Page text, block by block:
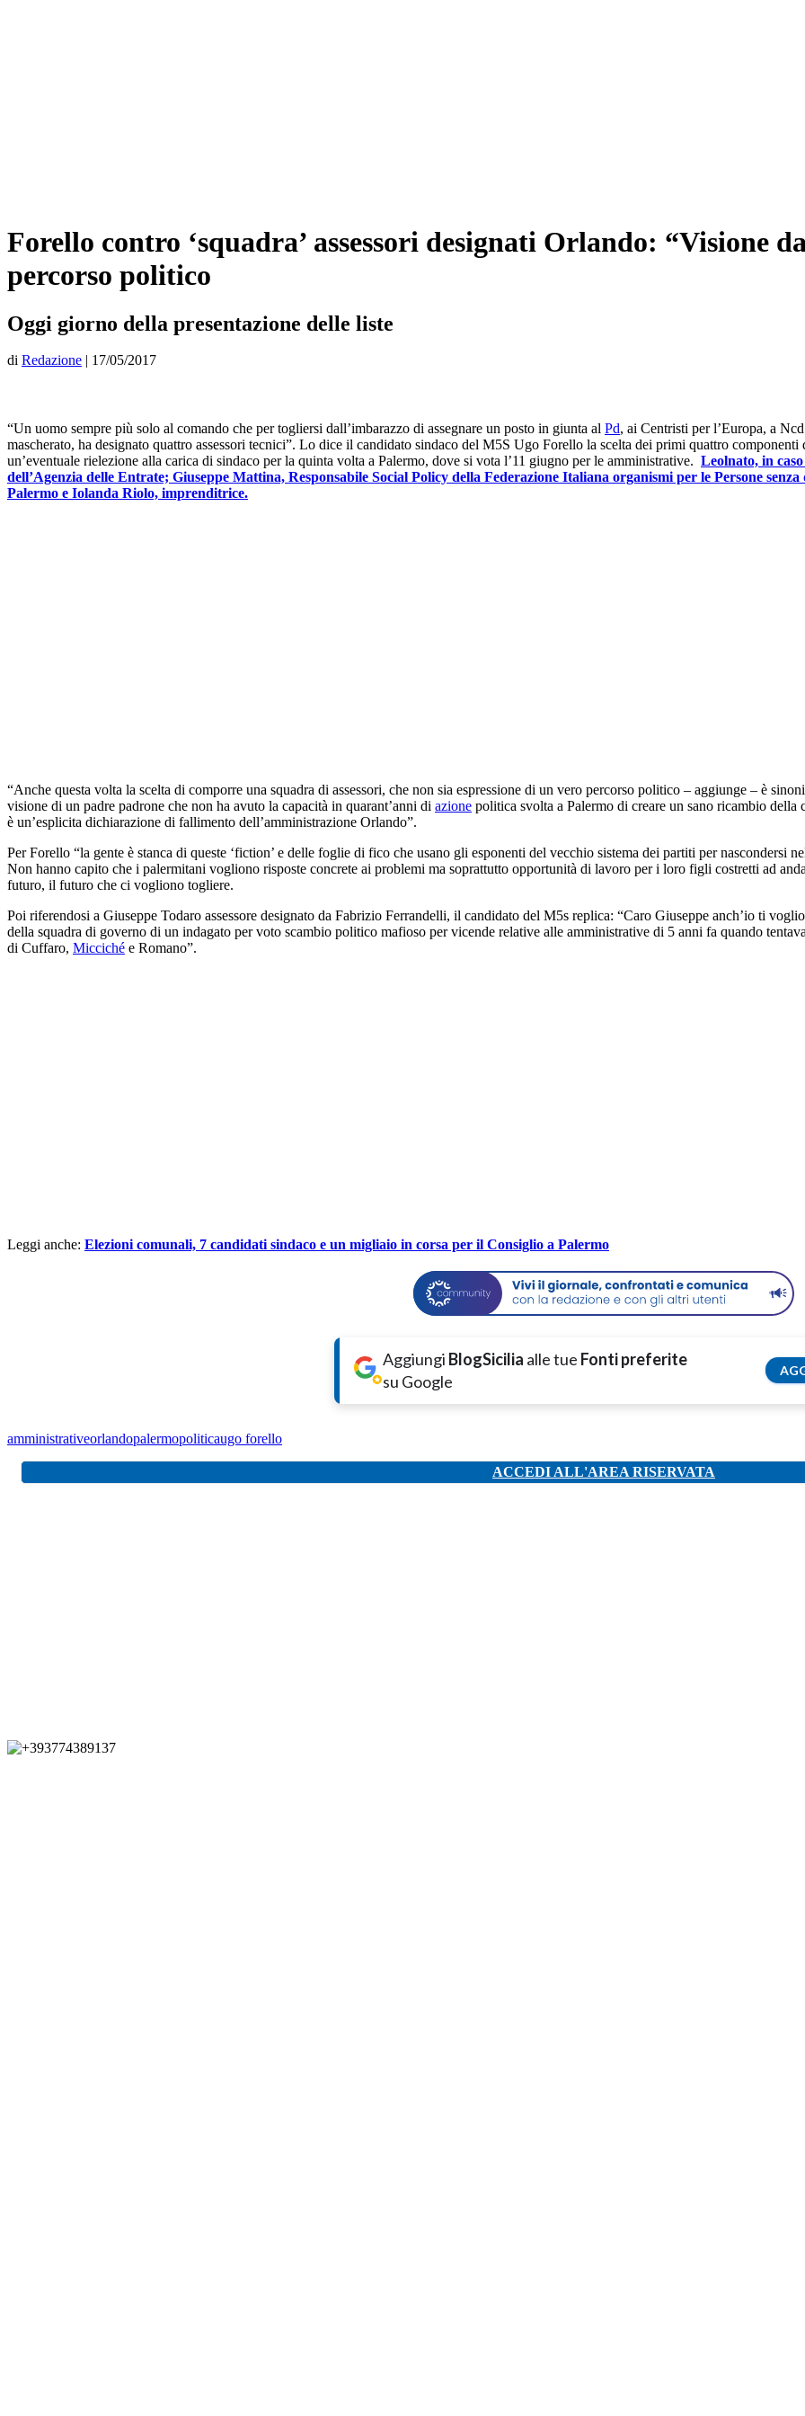
Forello contro ‘squadra’ assessori designati Orlando: “Visione
percorso politico
Oggi giorno della presentazione delle liste
di Redazione | 17/05/2017
“Un uomo sempre più solo al comando che per togliersi dall’imbarazzo di assegnare un posto in giunta al Pd, ai Centristi per l’Europa, a
mascherato, ha designato quattro assessori tecnici”. Lo dice il candidato sindaco del M5S Ugo Forello la scelta dei primi quattro
un’eventuale rielezione alla carica di sindaco per la quinta volta a Palermo, dove si vota l’11 giugno per le amministrative. Leolnato, in
dell’Agenzia delle Entrate; Giuseppe Mattina, Responsabile Social Policy della Federazione Italiana organismi per le Persone
Palermo e Iolanda Riolo, imprenditrice.
“Anche questa volta la scelta di comporre una squadra di assessori, che non sia espressione di un vero percorso politico – aggiunge – è
visione di un padre padrone che non ha avuto la capacità in quarant’anni di azione politica svolta a Palermo di creare un sano ricambio della
è un’esplicita dichiarazione di fallimento dell’amministrazione Orlando”.
Per Forello “la gente è stanca di queste ‘fiction’ e delle foglie di fico che usano gli esponenti del vecchio sistema dei partiti per nascondersi
Non hanno capito che i palermitani vogliono risposte concrete ai problemi ma soprattutto opportunità di lavoro per i loro figli costretti ad
futuro, il futuro che ci vogliono togliere.
Poi riferendosi a Giuseppe Todaro assessore designato da Fabrizio Ferrandelli, il candidato del M5s replica: “Caro Giuseppe anch’io ti
della squadra di governo di un indagato per voto scambio politico mafioso per vicende relative alle amministrative di 5 anni fa quando
di Cuffaro, Micciché e Romano”.
Leggi anche: Elezioni comunali, 7 candidati sindaco e un migliaio in corsa per il Consiglio a Palermo
Aggiungi BlogSicilia alle tue Fonti preferite
su Google
amministrativeorlandopalermopoliticaugo forello
ACCEDI ALL'AREA RISERVATA